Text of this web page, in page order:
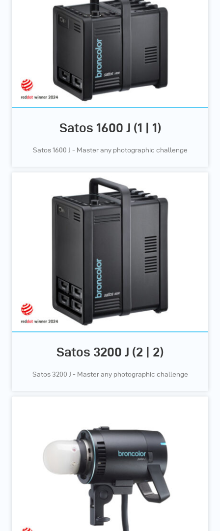
Satos 1600 J (1 | 1)
Satos 1600 J - Master any photographic challenge
Satos 3200 J (2 | 2)
Satos 3200 J - Master any photographic challenge